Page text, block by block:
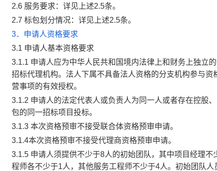
2.6 服务要求： 详见上述2.5条。
2.7 标包划分情况： 详见上述2.5条。
3．申请人资格要求
3.1 申请人基本资格要求
3.1.1 申请人应为中华人民共和国境内法律上和财务上独立
招标代理机构。法人下属不具备法人资格的分支机构参与
营事项的有效授权。
3.1.2 申请人的法定代表人或负责人为同一人或者存在控股
包的同一招标项目投标。
3.1.3 本次资格预审不接受联合体资格预审申请。
3.1.4本次资格预审不接受代理商资格预审申请。
3.1.5 申请人须提供不少于8人的初始团队，其中项目经理
程师各不少于1人，其他服务工程师不少于4人。初始团队